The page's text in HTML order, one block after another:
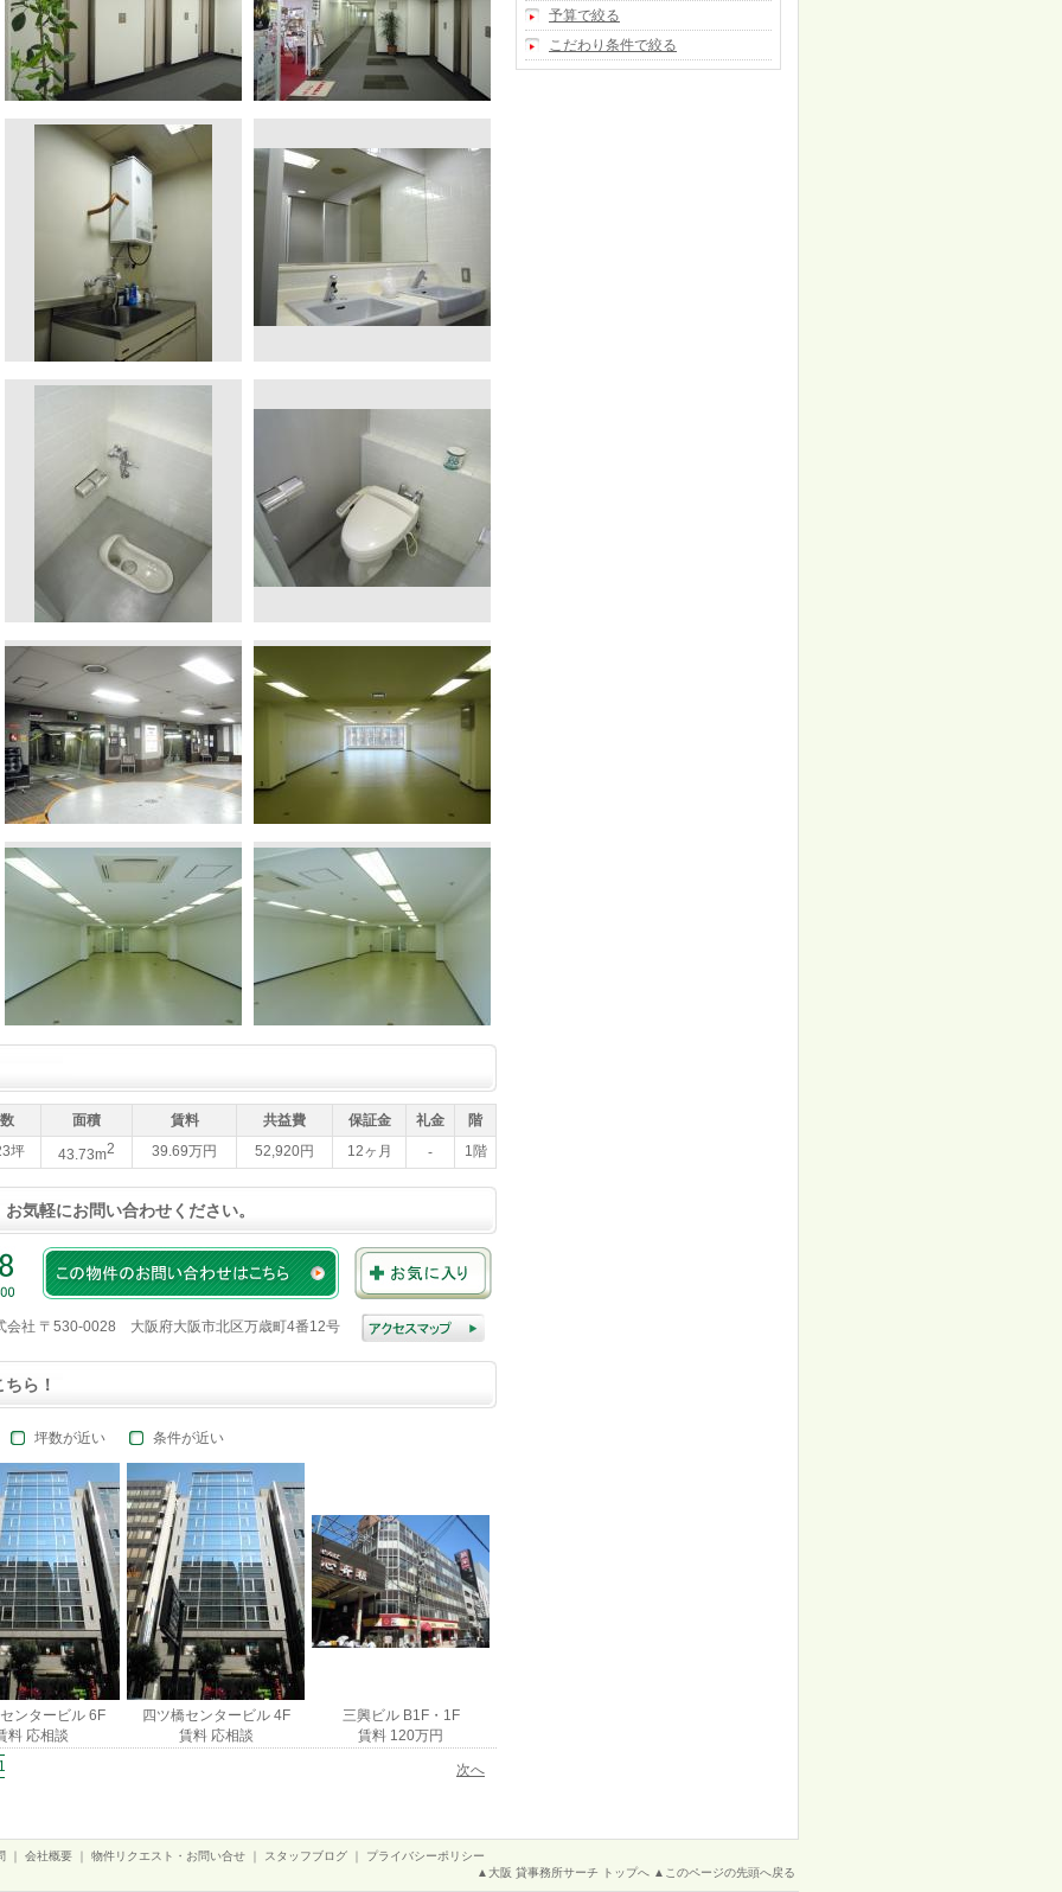
面積 賃料 共益費 保証金 礼金
階
坪
43.73m2 39.69万円 52,920円 12ヶ月 - 1階
気軽にお問い合わせください。
会社 〒530-0028 大阪府大阪市北区万歳町4番12号
ら！
坪数が近い 条件が近い
ンタービル 6F
料 応相談
四ツ橋センタービル 4F
賃料 応相談
三興ビル B1F・1F
賃料 120万円
次へ
23 24
予算で絞る
こだわり条件で絞る
会社概要 物件リクエスト・お問い合せ スタッフブログ
プライバシーポリシー
▲大阪 貸事務所サーチ トップへ ▲このページの先頭へ戻る